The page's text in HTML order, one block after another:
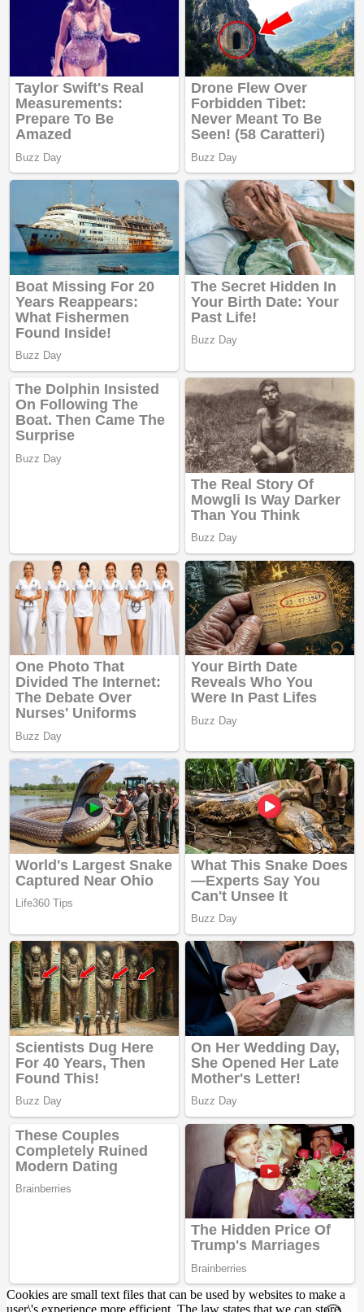
Cookies are small text files that can be used by websites to make a
user\'s experience more efficient. The law states that we can store